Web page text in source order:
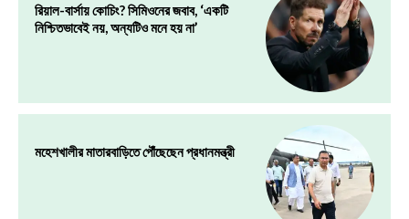
রিয়াল-বার্সায় কোচিং? সিমিওনের জবাব, ‘একটি
নিশ্চিতভাবেই নয়, অন্যটিও মনে হয় না’
মহেশখালীর মাতারবাড়িতে পৌঁছেছেন প্রধানমন্ত্রী